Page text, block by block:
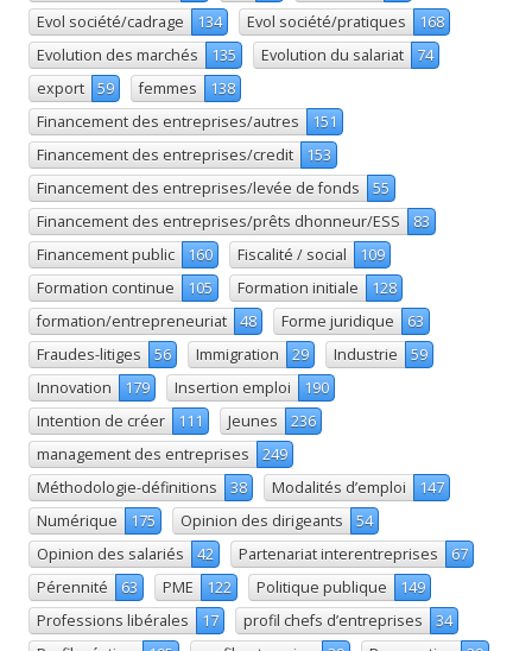
Evol société/cadrage
134 Evol société/pratiques
168
Evolution des marchés
135 Evolution du salariat
74
export
59 femmes
138
Financement des entreprises/autres
151
Financement des entreprises/credit
153
Financement des entreprises/levée de fonds
55
Financement des entreprises/prêts dhonneur/ESS
83
Financement public
160 Fiscalité / social
109
Formation continue
105 Formation initiale
128
formation/entrepreneuriat
48 Forme juridique
63
Fraudes-litiges
56 Immigration 29 Industrie
59
Innovation
179 Insertion emploi
190
Intention de créer
111 Jeunes
236
management des entreprises
249
Méthodologie-définitions
38 Modalités d’emploi
147
Numérique
175 Opinion des dirigeants
54
Opinion des salariés
42 Partenariat interentreprises
67
Pérennité
63 PME 122 Politique publique
149
Professions libérales
17 profil chefs d’entreprises
34